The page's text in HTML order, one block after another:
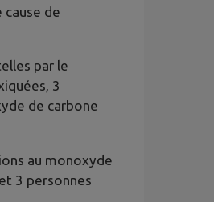
de
par le
3
de carbone
au monoxyde
3 personnes